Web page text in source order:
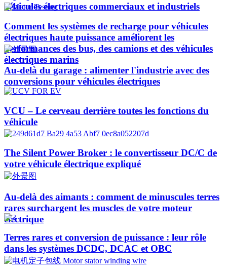
véhicules électriques commerciaux et industriels
Comment les systèmes de recharge pour véhicules
électriques haute puissance améliorent les
performances des bus, des camions et des véhicules
électriques marins
Au-delà du garage : alimenter l'industrie avec des
conversions pour véhicules électriques
VCU – Le cerveau derrière toutes les fonctions du
véhicule
The Silent Power Broker : le convertisseur DC/C de
votre véhicule électrique expliqué
Au-delà des aimants : comment de minuscules terres
rares surchargent les muscles de votre moteur
électrique
Terres rares et conversion de puissance : leur rôle
dans les systèmes DCDC, DCAC et OBC